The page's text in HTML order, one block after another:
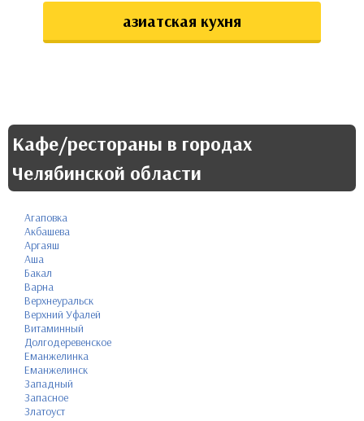
азиатская кухня
Кафе/рестораны в городах
Челябинской области
Агаповка
Акбашева
Аргаяш
Аша
Бакал
Варна
Верхнеуральск
Верхний Уфалей
Витаминный
Долгодеревенское
Еманжелинка
Еманжелинск
Западный
Запасное
Златоуст